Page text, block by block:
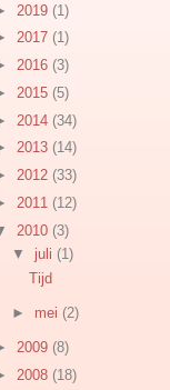
2019 (1)
2017 (1)
2016 (3)
2015 (5)
2014 (34)
2013 (14)
2012 (33)
2011 (12)
2010 (3)
▼ juli (1)
Tijd
► mei (2)
2009 (8)
2008 (18)